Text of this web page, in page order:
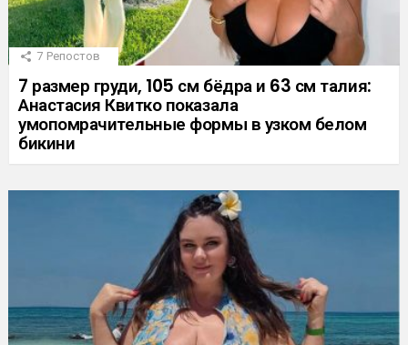
7 Репостов
7 размер груди, 105 см бёдра и 63 см талия:
Анастасия Квитко показала
умопомрачительные формы в узком белом
бикини